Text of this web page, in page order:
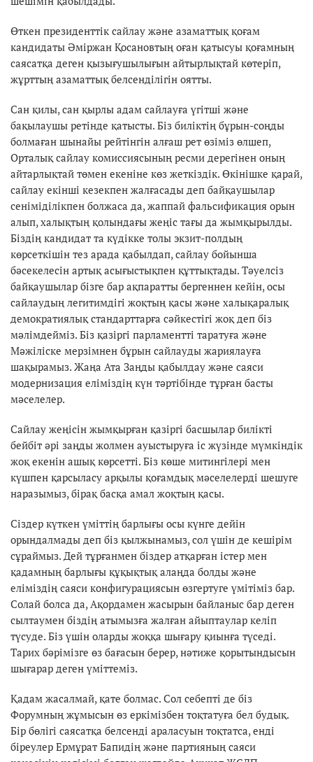
Өткен президенттік сайлау және азаматтық қоғам
кандидаты Әміржан Қосановтың оған қатысуы қоғамның
саясатқа деген қызығушылығын айтырлықтай көтеріп,
жұрттың азаматтық белсенділігін оятты.
Сан қилы, сан қырлы адам сайлауға үгітші және
бақылаушы ретінде қатысты. Біз биліктің бұрын-соңды
болмаған шынайы рейтінгін алғаш рет өзіміз өлшеп,
Орталық сайлау комиссиясының ресми дерегінен оның
айтарлықтай төмен екеніне көз жеткіздік. Өкінішке қарай,
сайлау екінші кезекпен жалғасады деп байқаушылар
сеніміділікпен болжаса да, жаппай фальсификация орын
алып, халықтың қолындағы жеңіс тағы да жымқырылды.
Біздің кандидат та күдікке толы экзит-полдың
көрсеткішін тез арада қабылдап, сайлау бойынша
бәсекелесін артық асығыстықпен құттықтады. Тәуелсіз
байқаушылар бізге бар ақпаратты бергеннен кейін, осы
сайлаудың легитимдігі жоқтың қасы және халықаралық
демократиялық стандарттарға сәйкестігі жоқ деп біз
мәлімдейміз. Біз қазіргі парламентті таратуға және
Мәжіліске мерзімнен бұрын сайлауды жариялауға
шақырамыз. Жаңа Ата Заңды қабылдау және саяси
модернизация еліміздің күн тәртібінде тұрған басты
мәселелер.
Сайлау жеңісін жымқырған қазіргі басшылар билікті
бейбіт әрі заңды жолмен ауыстыруға іс жүзінде мүмкіндік
жоқ екенін ашық көрсетті. Біз көше митингілері мен
күшпен қарсыласу арқылы қоғамдық мәселелерді шешуге
наразымыз, бірақ басқа амал жоқтың қасы.
Сіздер күткен үміттің барлығы осы күнге дейін
орындалмады деп біз қылжынамыз, сол үшін де кешірім
сұраймыз. Дей тұрғанмен біздер атқарған істер мен
қадамның барлығы құқықтық алаңда болды және
еліміздің саяси конфигурациясын өзгертуге үмітіміз бар.
Солай болса да, Ақордамен жасырын байланыс бар деген
сылтаумен біздің атымызға жалған айыптаулар келіп
түсуде. Біз үшін оларды жоққа шығару қиынға түседі.
Тарих бәрімізге өз бағасын берер, нәтиже қорытындысын
шығарар деген үміттеміз.
Қадам жасалмай, қате болмас. Сол себепті де біз
Форумның жұмысын өз еркімізбен тоқтатуға бел будық.
Бір бөлігі саясатқа белсенді араласуын тоқтатса, енді
біреулер Ермұрат Бапидің және партияның саяси